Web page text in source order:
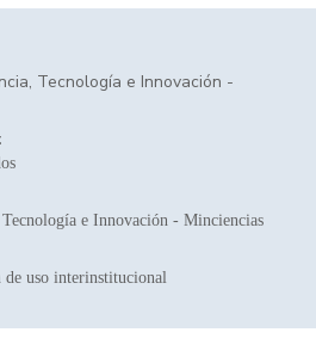
Tecnología e Innovación -
e Innovación - Minciencias
uso interinstitucional